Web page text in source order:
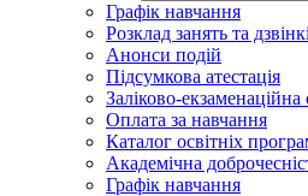
Графік навчання
Розклад занять та
Анонси подій
Підсумкова атестація
Заліково-екзаменаційна
Оплата за навчання
Каталог освітніх
Академічна
Графік навчання